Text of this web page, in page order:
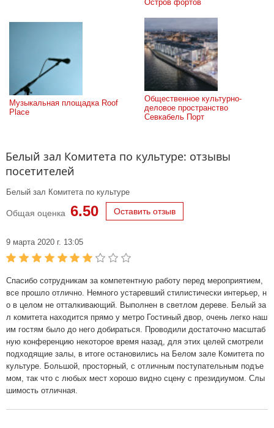
Остров фортов
Музыкальная площадка Roof
Place
Общественное культурно-
деловое пространство
Севкабель Порт
Белый зал Комитета по культуре: отзывы
посетителей
Белый зал Комитета по культуре
Общая оценка 6.50 Оставить отзыв
9 марта 2020 г. 13:05
Спасибо сотрудникам за компетентную работу перед мероприятием,
все прошло отлично. Немного устаревший стилистически интерьер, н
о в целом не отталкивающий. Выполнен в светлом дереве. Белый за
л комитета находится прямо у метро Гостиный двор, очень легко наш
им гостям было до него добираться. Проводили достаточно масштаб
ную конференцию некоторое время назад, для этих целей смотрели
подходящие залы, в итоге остановились на Белом зале Комитета по
культуре. Большой, просторный, с отличным поступательным подъе
мом, так что с любых мест хорошо видно сцену с президиумом. Слы
шимость отличная.